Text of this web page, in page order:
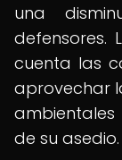
una
defensores.
cuenta las
aprovechar
de su asedio.